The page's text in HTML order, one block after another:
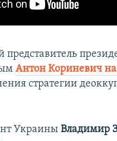
представитель
Антон Кориневич
стратегии
Украины Владимир